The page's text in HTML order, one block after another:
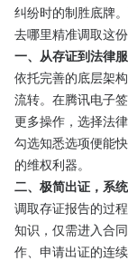
纠纷时的制胜底牌
去哪里精准调取这
一、从存证到法律
依托完善的底层架
流转。在腾讯电子
更多操作，选择法
勾选知悉选项便能
的维权利器。
二、极简出证，系
调取存证报告的过
知识，仅需进入合
作、申请出证的连